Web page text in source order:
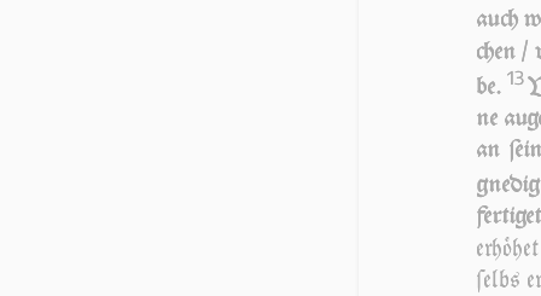
auch
chen /
be. 13
ne
an
ſelbs